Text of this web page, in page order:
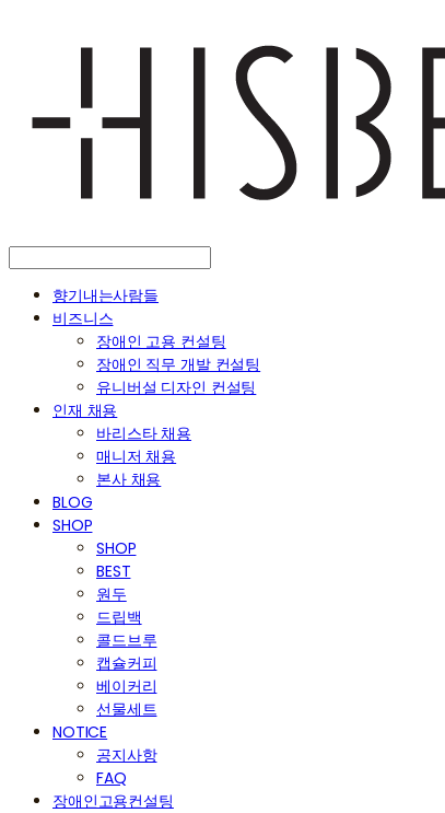
향기내는사람들
비즈니스
장애인 고용 컨설팅
장애인 직무 개발 컨설팅
유니버설 디자인 컨설팅
인재 채용
바리스타 채용
매니저 채용
본사 채용
BLOG
SHOP
SHOP
BEST
원두
드립백
콜드브루
캡슐커피
베이커리
선물세트
NOTICE
공지사항
FAQ
장애인고용컨설팅